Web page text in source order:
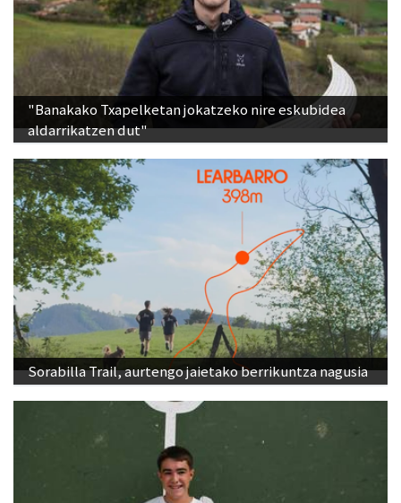
"Banakako Txapelketan jokatzeko nire eskubidea
aldarrikatzen dut"
Sorabilla Trail, aurtengo jaietako berrikuntza nagusia